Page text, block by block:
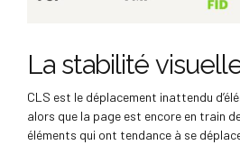
La stabilité
CLS est le déplacement inattendu
alors que la page est encore en train
éléments qui ont tendance à se